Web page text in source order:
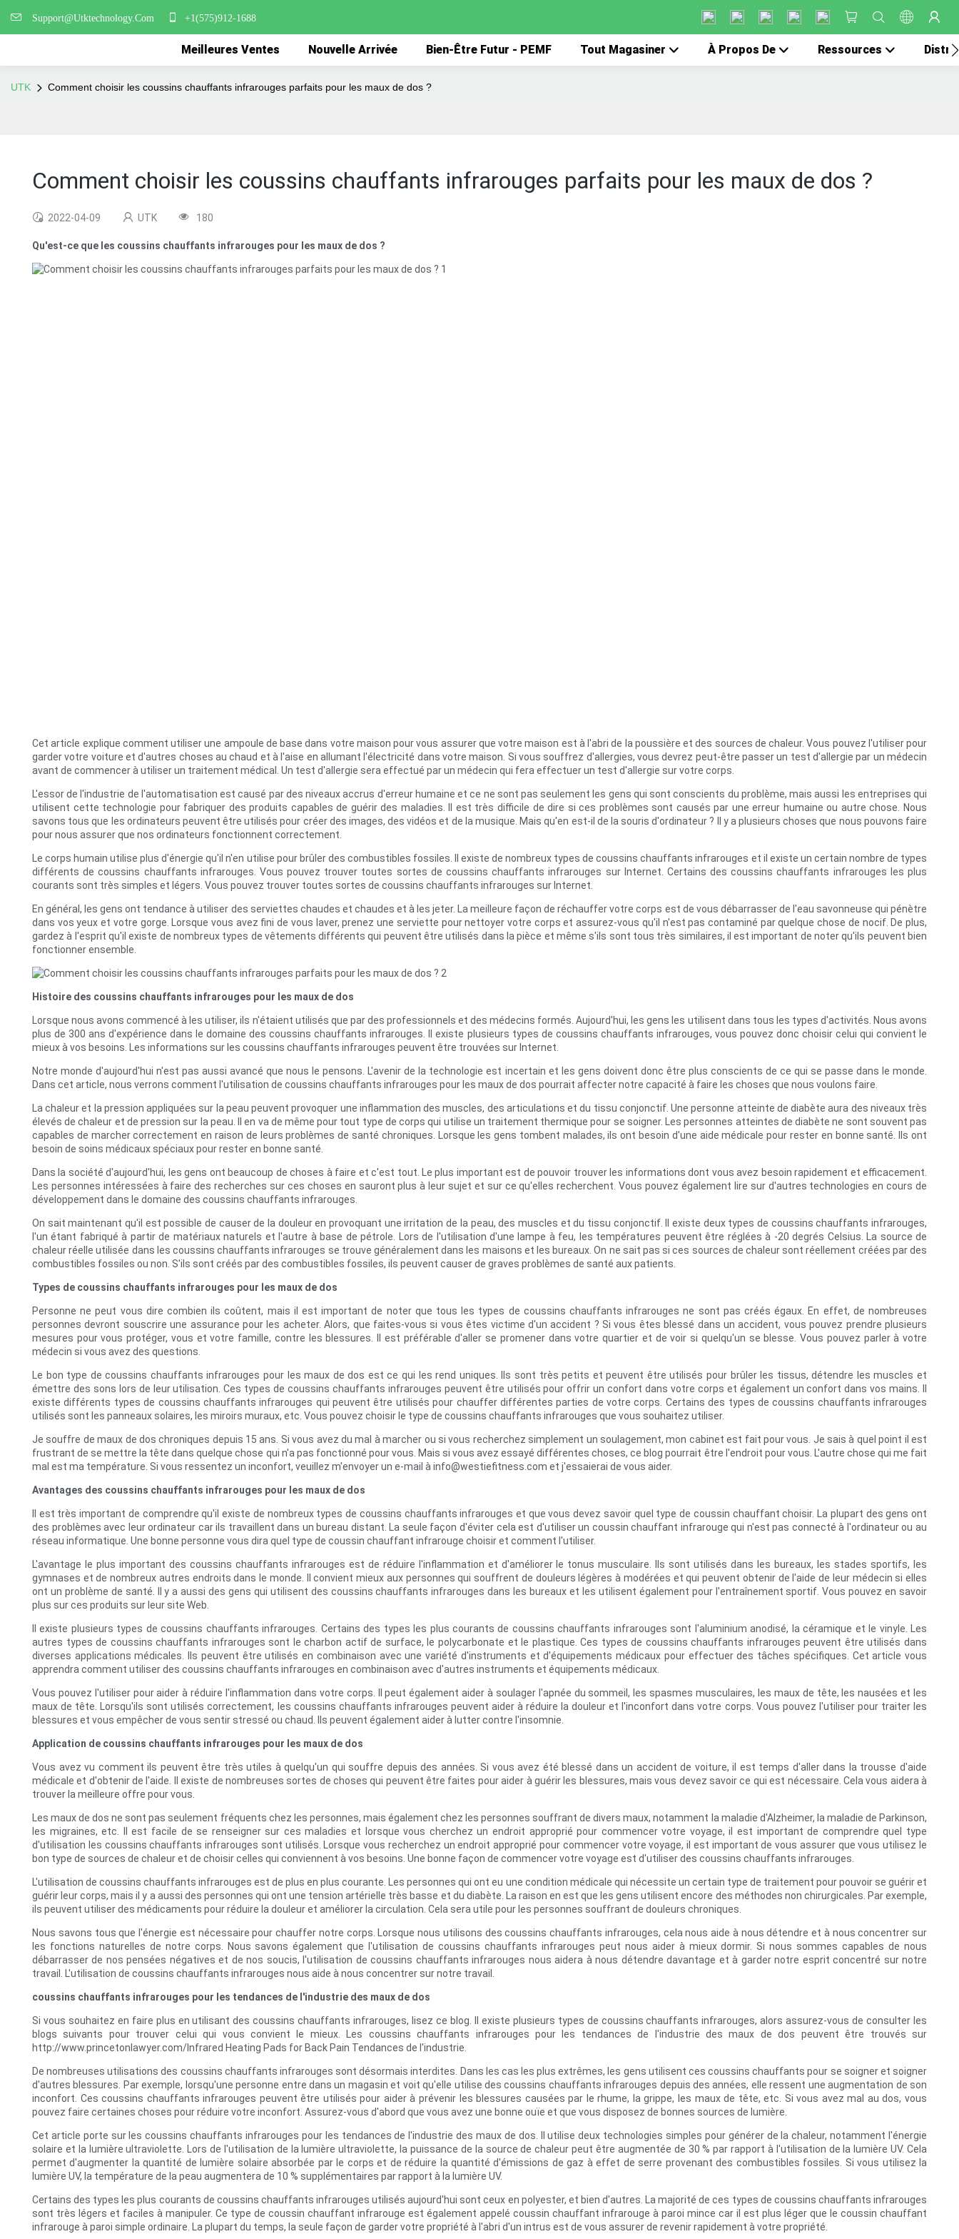
Support@Utktechnology.Com +1(575)912-1688
Meilleures Ventes Nouvelle Arrivée Bien-Être Futur - PEMF Tout Magasiner À Propos De Ressources
UTK Comment choisir les coussins chauffants infrarouges parfaits pour les maux de dos ?
Comment choisir les coussins chauffants infrarouges parfaits pour les maux de dos ?
2022-04-09 UTK 180
Qu'est-ce que les coussins chauffants infrarouges pour les maux de dos ?
Cet article explique comment utiliser une ampoule de base dans votre maison pour vous assurer que votre maison est à l'abri de la poussière et des sources de chaleur. Vous pouvez l'utiliser pour
garder votre voiture et d'autres choses au chaud et à l'aise en allumant l'électricité dans votre maison. Si vous souffrez d'allergies, vous devrez peut-être passer un test d'allergie par un médecin
avant de commencer à utiliser un traitement médical. Un test d'allergie sera effectué par un médecin qui fera effectuer un test d'allergie sur votre corps.
L'essor de l'industrie de l'automatisation est causé par des niveaux accrus d'erreur humaine et ce ne sont pas seulement les gens qui sont conscients du problème, mais aussi les entreprises qui
utilisent cette technologie pour fabriquer des produits capables de guérir des maladies. Il est très difficile de dire si ces problèmes sont causés par une erreur humaine ou autre chose. Nous
savons tous que les ordinateurs peuvent être utilisés pour créer des images, des vidéos et de la musique. Mais qu'en est-il de la souris d'ordinateur ? Il y a plusieurs choses que nous pouvons faire
pour nous assurer que nos ordinateurs fonctionnent correctement.
Le corps humain utilise plus d'énergie qu'il n'en utilise pour brûler des combustibles fossiles. Il existe de nombreux types de coussins chauffants infrarouges et il existe un certain nombre de types
différents de coussins chauffants infrarouges. Vous pouvez trouver toutes sortes de coussins chauffants infrarouges sur Internet. Certains des coussins chauffants infrarouges les plus
courants sont très simples et légers. Vous pouvez trouver toutes sortes de coussins chauffants infrarouges sur Internet.
En général, les gens ont tendance à utiliser des serviettes chaudes et chaudes et à les jeter. La meilleure façon de réchauffer votre corps est de vous débarrasser de l'eau savonneuse qui pénètre
dans vos yeux et votre gorge. Lorsque vous avez fini de vous laver, prenez une serviette pour nettoyer votre corps et assurez-vous qu'il n'est pas contaminé par quelque chose de nocif. De plus,
gardez à l'esprit qu'il existe de nombreux types de vêtements différents qui peuvent être utilisés dans la pièce et même s'ils sont tous très similaires, il est important de noter qu'ils peuvent bien
fonctionner ensemble.
Histoire des coussins chauffants infrarouges pour les maux de dos
Lorsque nous avons commencé à les utiliser, ils n'étaient utilisés que par des professionnels et des médecins formés. Aujourd'hui, les gens les utilisent dans tous les types d'activités. Nous avons
plus de 300 ans d'expérience dans le domaine des coussins chauffants infrarouges. Il existe plusieurs types de coussins chauffants infrarouges, vous pouvez donc choisir celui qui convient le
mieux à vos besoins. Les informations sur les coussins chauffants infrarouges peuvent être trouvées sur Internet.
Notre monde d'aujourd'hui n'est pas aussi avancé que nous le pensons. L'avenir de la technologie est incertain et les gens doivent donc être plus conscients de ce qui se passe dans le monde.
Dans cet article, nous verrons comment l'utilisation de coussins chauffants infrarouges pour les maux de dos pourrait affecter notre capacité à faire les choses que nous voulons faire.
La chaleur et la pression appliquées sur la peau peuvent provoquer une inflammation des muscles, des articulations et du tissu conjonctif. Une personne atteinte de diabète aura des niveaux très
élevés de chaleur et de pression sur la peau. Il en va de même pour tout type de corps qui utilise un traitement thermique pour se soigner. Les personnes atteintes de diabète ne sont souvent pas
capables de marcher correctement en raison de leurs problèmes de santé chroniques. Lorsque les gens tombent malades, ils ont besoin d'une aide médicale pour rester en bonne santé. Ils ont
besoin de soins médicaux spéciaux pour rester en bonne santé.
Dans la société d'aujourd'hui, les gens ont beaucoup de choses à faire et c'est tout. Le plus important est de pouvoir trouver les informations dont vous avez besoin rapidement et efficacement.
Les personnes intéressées à faire des recherches sur ces choses en sauront plus à leur sujet et sur ce qu'elles recherchent. Vous pouvez également lire sur d'autres technologies en cours de
développement dans le domaine des coussins chauffants infrarouges.
On sait maintenant qu'il est possible de causer de la douleur en provoquant une irritation de la peau, des muscles et du tissu conjonctif. Il existe deux types de coussins chauffants infrarouges,
l'un étant fabriqué à partir de matériaux naturels et l'autre à base de pétrole. Lors de l'utilisation d'une lampe à feu, les températures peuvent être réglées à -20 degrés Celsius. La source de
chaleur réelle utilisée dans les coussins chauffants infrarouges se trouve généralement dans les maisons et les bureaux. On ne sait pas si ces sources de chaleur sont réellement créées par des
combustibles fossiles ou non. S'ils sont créés par des combustibles fossiles, ils peuvent causer de graves problèmes de santé aux patients.
Types de coussins chauffants infrarouges pour les maux de dos
Personne ne peut vous dire combien ils coûtent, mais il est important de noter que tous les types de coussins chauffants infrarouges ne sont pas créés égaux. En effet, de nombreuses
personnes devront souscrire une assurance pour les acheter. Alors, que faites-vous si vous êtes victime d'un accident ? Si vous êtes blessé dans un accident, vous pouvez prendre plusieurs
mesures pour vous protéger, vous et votre famille, contre les blessures. Il est préférable d'aller se promener dans votre quartier et de voir si quelqu'un se blesse. Vous pouvez parler à votre
médecin si vous avez des questions.
Le bon type de coussins chauffants infrarouges pour les maux de dos est ce qui les rend uniques. Ils sont très petits et peuvent être utilisés pour brûler les tissus, détendre les muscles et
émettre des sons lors de leur utilisation. Ces types de coussins chauffants infrarouges peuvent être utilisés pour offrir un confort dans votre corps et également un confort dans vos mains. Il
existe différents types de coussins chauffants infrarouges qui peuvent être utilisés pour chauffer différentes parties de votre corps. Certains des types de coussins chauffants infrarouges
utilisés sont les panneaux solaires, les miroirs muraux, etc. Vous pouvez choisir le type de coussins chauffants infrarouges que vous souhaitez utiliser.
Je souffre de maux de dos chroniques depuis 15 ans. Si vous avez du mal à marcher ou si vous recherchez simplement un soulagement, mon cabinet est fait pour vous. Je sais à quel point il est
frustrant de se mettre la tête dans quelque chose qui n'a pas fonctionné pour vous. Mais si vous avez essayé différentes choses, ce blog pourrait être l'endroit pour vous. L'autre chose qui me fait
mal est ma température. Si vous ressentez un inconfort, veuillez m'envoyer un e-mail à info@westiefitness.com et j'essaierai de vous aider.
Avantages des coussins chauffants infrarouges pour les maux de dos
Il est très important de comprendre qu'il existe de nombreux types de coussins chauffants infrarouges et que vous devez savoir quel type de coussin chauffant choisir. La plupart des gens ont
des problèmes avec leur ordinateur car ils travaillent dans un bureau distant. La seule façon d'éviter cela est d'utiliser un coussin chauffant infrarouge qui n'est pas connecté à l'ordinateur ou au
réseau informatique. Une bonne personne vous dira quel type de coussin chauffant infrarouge choisir et comment l'utiliser.
L'avantage le plus important des coussins chauffants infrarouges est de réduire l'inflammation et d'améliorer le tonus musculaire. Ils sont utilisés dans les bureaux, les stades sportifs, les
gymnases et de nombreux autres endroits dans le monde. Il convient mieux aux personnes qui souffrent de douleurs légères à modérées et qui peuvent obtenir de l'aide de leur médecin si elles
ont un problème de santé. Il y a aussi des gens qui utilisent des coussins chauffants infrarouges dans les bureaux et les utilisent également pour l'entraînement sportif. Vous pouvez en savoir
plus sur ces produits sur leur site Web.
Il existe plusieurs types de coussins chauffants infrarouges. Certains des types les plus courants de coussins chauffants infrarouges sont l'aluminium anodisé, la céramique et le vinyle. Les
autres types de coussins chauffants infrarouges sont le charbon actif de surface, le polycarbonate et le plastique. Ces types de coussins chauffants infrarouges peuvent être utilisés dans
diverses applications médicales. Ils peuvent être utilisés en combinaison avec une variété d'instruments et d'équipements médicaux pour effectuer des tâches spécifiques. Cet article vous
apprendra comment utiliser des coussins chauffants infrarouges en combinaison avec d'autres instruments et équipements médicaux.
Vous pouvez l'utiliser pour aider à réduire l'inflammation dans votre corps. Il peut également aider à soulager l'apnée du sommeil, les spasmes musculaires, les maux de tête, les nausées et les
maux de tête. Lorsqu'ils sont utilisés correctement, les coussins chauffants infrarouges peuvent aider à réduire la douleur et l'inconfort dans votre corps. Vous pouvez l'utiliser pour traiter les
blessures et vous empêcher de vous sentir stressé ou chaud. Ils peuvent également aider à lutter contre l'insomnie.
Application de coussins chauffants infrarouges pour les maux de dos
Vous avez vu comment ils peuvent être très utiles à quelqu'un qui souffre depuis des années. Si vous avez été blessé dans un accident de voiture, il est temps d'aller dans la trousse d'aide
médicale et d'obtenir de l'aide. Il existe de nombreuses sortes de choses qui peuvent être faites pour aider à guérir les blessures, mais vous devez savoir ce qui est nécessaire. Cela vous aidera à
trouver la meilleure offre pour vous.
Les maux de dos ne sont pas seulement fréquents chez les personnes, mais également chez les personnes souffrant de divers maux, notamment la maladie d'Alzheimer, la maladie de Parkinson,
les migraines, etc. Il est facile de se renseigner sur ces maladies et lorsque vous cherchez un endroit approprié pour commencer votre voyage, il est important de comprendre quel type
d'utilisation les coussins chauffants infrarouges sont utilisés. Lorsque vous recherchez un endroit approprié pour commencer votre voyage, il est important de vous assurer que vous utilisez le
bon type de sources de chaleur et de choisir celles qui conviennent à vos besoins. Une bonne façon de commencer votre voyage est d'utiliser des coussins chauffants infrarouges.
L'utilisation de coussins chauffants infrarouges est de plus en plus courante. Les personnes qui ont eu une condition médicale qui nécessite un certain type de traitement pour pouvoir se guérir et
guérir leur corps, mais il y a aussi des personnes qui ont une tension artérielle très basse et du diabète. La raison en est que les gens utilisent encore des méthodes non chirurgicales. Par exemple,
ils peuvent utiliser des médicaments pour réduire la douleur et améliorer la circulation. Cela sera utile pour les personnes souffrant de douleurs chroniques.
Nous savons tous que l'énergie est nécessaire pour chauffer notre corps. Lorsque nous utilisons des coussins chauffants infrarouges, cela nous aide à nous détendre et à nous concentrer sur
les fonctions naturelles de notre corps. Nous savons également que l'utilisation de coussins chauffants infrarouges peut nous aider à mieux dormir. Si nous sommes capables de nous
débarrasser de nos pensées négatives et de nos soucis, l'utilisation de coussins chauffants infrarouges nous aidera à nous détendre davantage et à garder notre esprit concentré sur notre
travail. L'utilisation de coussins chauffants infrarouges nous aide à nous concentrer sur notre travail.
coussins chauffants infrarouges pour les tendances de l'industrie des maux de dos
Si vous souhaitez en faire plus en utilisant des coussins chauffants infrarouges, lisez ce blog. Il existe plusieurs types de coussins chauffants infrarouges, alors assurez-vous de consulter les
blogs suivants pour trouver celui qui vous convient le mieux. Les coussins chauffants infrarouges pour les tendances de l'industrie des maux de dos peuvent être trouvés sur
http://www.princetonlawyer.com/Infrared Heating Pads for Back Pain Tendances de l'industrie.
De nombreuses utilisations des coussins chauffants infrarouges sont désormais interdites. Dans les cas les plus extrêmes, les gens utilisent ces coussins chauffants pour se soigner et soigner
d'autres blessures. Par exemple, lorsqu'une personne entre dans un magasin et voit qu'elle utilise des coussins chauffants infrarouges depuis des années, elle ressent une augmentation de son
inconfort. Ces coussins chauffants infrarouges peuvent être utilisés pour aider à prévenir les blessures causées par le rhume, la grippe, les maux de tête, etc. Si vous avez mal au dos, vous
pouvez faire certaines choses pour réduire votre inconfort. Assurez-vous d'abord que vous avez une bonne ouïe et que vous disposez de bonnes sources de lumière.
Cet article porte sur les coussins chauffants infrarouges pour les tendances de l'industrie des maux de dos. Il utilise deux technologies simples pour générer de la chaleur, notamment l'énergie
solaire et la lumière ultraviolette. Lors de l'utilisation de la lumière ultraviolette, la puissance de la source de chaleur peut être augmentée de 30 % par rapport à l'utilisation de la lumière UV. Cela
permet d'augmenter la quantité de lumière solaire absorbée par le corps et de réduire la quantité d'émissions de gaz à effet de serre provenant des combustibles fossiles. Si vous utilisez la
lumière UV, la température de la peau augmentera de 10 % supplémentaires par rapport à la lumière UV.
Certains des types les plus courants de coussins chauffants infrarouges utilisés aujourd'hui sont ceux en polyester, et bien d'autres. La majorité de ces types de coussins chauffants infrarouges
sont très légers et faciles à manipuler. Ce type de coussin chauffant infrarouge est également appelé coussin chauffant infrarouge à paroi mince car il est plus léger que le coussin chauffant
infrarouge à paroi simple ordinaire. La plupart du temps, la seule façon de garder votre propriété à l'abri d'un intrus est de vous assurer de revenir rapidement à votre propriété.